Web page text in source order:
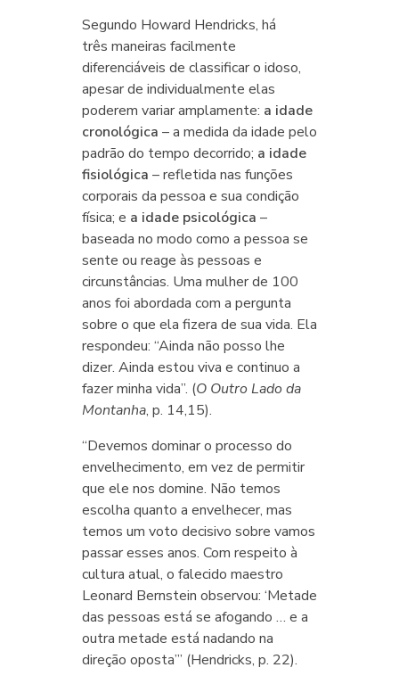
Segundo Howard Hendricks, há
três maneiras facilmente
diferenciáveis de classificar o idoso,
apesar de individualmente elas
poderem variar amplamente: a idade
cronológica – a medida da idade pelo
padrão do tempo decorrido; a idade
fisiológica – refletida nas funções
corporais da pessoa e sua condição
física; e a idade psicológica –
baseada no modo como a pessoa se
sente ou reage às pessoas e
circunstâncias. Uma mulher de 100
anos foi abordada com a pergunta
sobre o que ela fizera de sua vida. Ela
respondeu: “Ainda não posso lhe
dizer. Ainda estou viva e continuo a
fazer minha vida”. (O Outro Lado da
Montanha, p. 14,15).
“Devemos dominar o processo do
envelhecimento, em vez de permitir
que ele nos domine. Não temos
escolha quanto a envelhecer, mas
temos um voto decisivo sobre vamos
passar esses anos. Com respeito à
cultura atual, o falecido maestro
Leonard Bernstein observou: ‘Metade
das pessoas está se afogando … e a
outra metade está nadando na
direção oposta’” (Hendricks, p. 22).